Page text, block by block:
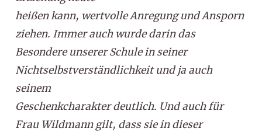
heißen kann, wertvolle Anregung und Ansporn
ziehen. Immer auch wurde darin das
Besondere unserer Schule in seiner
Nichtselbstverständlichkeit und ja auch
seinem
Geschenkcharakter deutlich. Und auch für
Frau Wildmann gilt, dass sie in dieser